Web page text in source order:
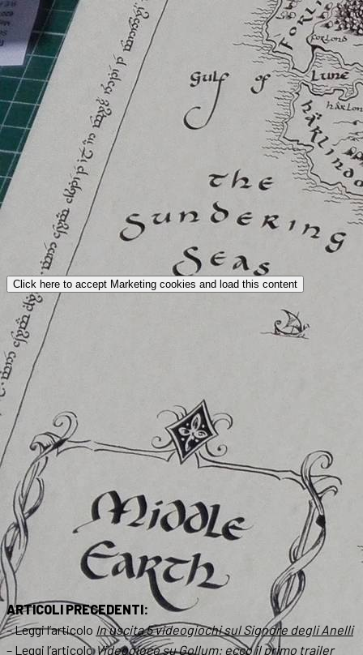
Click here to accept Marketing cookies and load this content
ARTICOLI PRECEDENTI:
– Leggi l’articolo In uscita 5 videogiochi sul Signore degli Anelli
– Leggi l’articoloVideogioco su Gollum: ecco il primo trailer